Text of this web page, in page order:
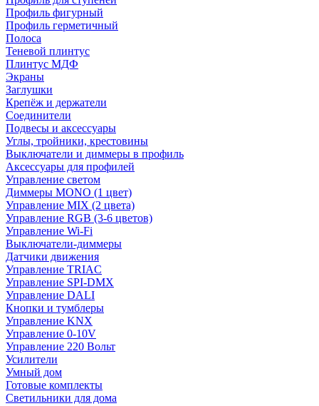
Профиль фигурный
Профиль герметичный
Полоса
Теневой плинтус
Плинтус МДФ
Экраны
Заглушки
Крепёж и держатели
Соединители
Подвесы и аксессуары
Углы, тройники, крестовины
Выключатели и диммеры в профиль
Аксессуары для профилей
Управление светом
Диммеры MONO (1 цвет)
Управление MIX (2 цвета)
Управление RGB (3-6 цветов)
Управление Wi-Fi
Выключатели-диммеры
Датчики движения
Управление TRIAC
Управление SPI-DMX
Управление DALI
Кнопки и тумблеры
Управление KNX
Управление 0-10V
Управление 220 Вольт
Усилители
Умный дом
Готовые комплекты
Светильники для дома